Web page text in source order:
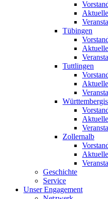
Tübingen
Tuttlingen
Zollernalb
Geschichte
Service
Unser Engagement